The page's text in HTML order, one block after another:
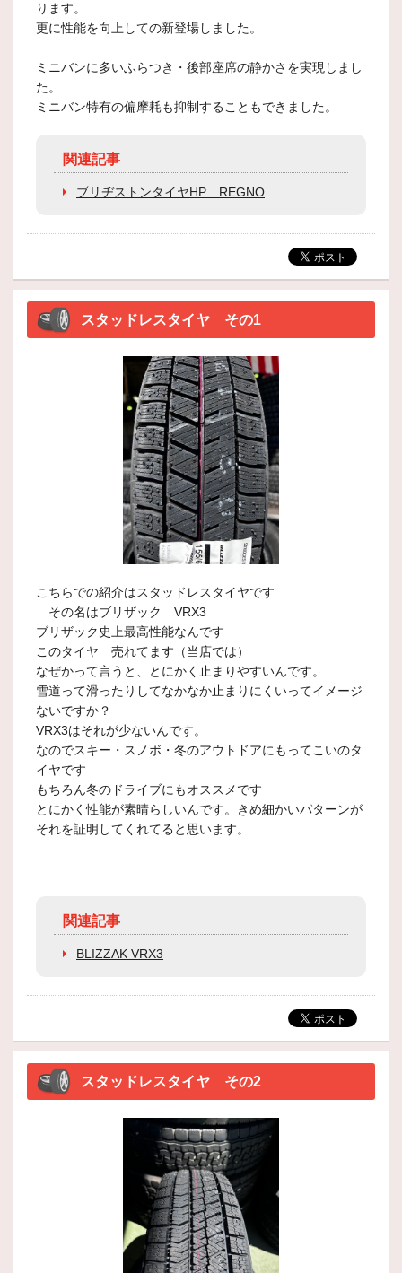
ります。
更に性能を向上しての新登場しました。
ミニバンに多いふらつき・後部座席の静かさを実現しまし
た。
ミニバン特有の偏摩耗も抑制することもできました。
関連記事
ブリヂストンタイヤHP REGNO
スタッドレスタイヤ その1
こちらでの紹介はスタッドレスタイヤです
その名はブリザック VRX3
ブリザック史上最高性能なんです
このタイヤ 売れてます（当店では）
なぜかって言うと、とにかく止まりやすいんです。
雪道って滑ったりしてなかなか止まりにくいってイメージ
ないですか？
VRX3はそれが少ないんです。
なのでスキー・スノボ・冬のアウトドアにもってこいのタ
イヤです
もちろん冬のドライブにもオススメです
とにかく性能が素晴らしいんです。きめ細かいパターンが
それを証明してくれてると思います。
関連記事
BLIZZAK VRX3
スタッドレスタイヤ その2